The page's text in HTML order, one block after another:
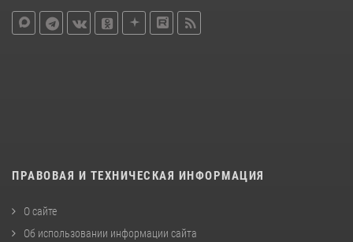
ПРАВОВАЯ И ТЕХНИЧЕСКАЯ ИНФОРМАЦИЯ
О сайте
Об использовании информации сайта